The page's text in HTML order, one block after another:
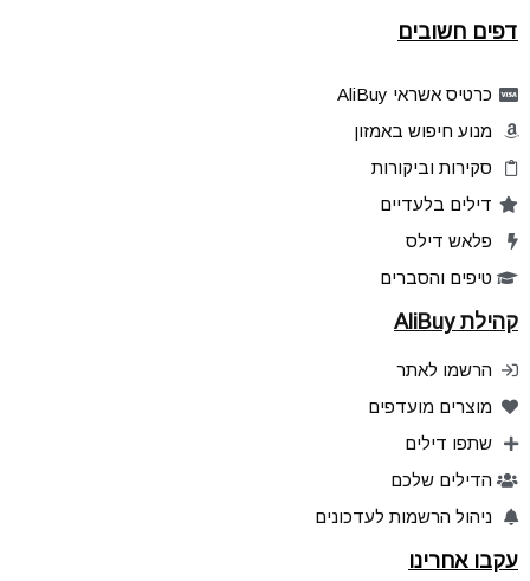
דפים חשובים
כרטיס אשראי AliBuy
מנוע חיפוש באמזון
סקירות וביקורות
דילים בלעדיים
פלאש דילס
טיפים והסברים
קהילת AliBuy
הרשמו לאתר
מוצרים מועדפים
שתפו דילים
הדילים שלכם
ניהול הרשמות לעדכונים
עקבו אחרינו